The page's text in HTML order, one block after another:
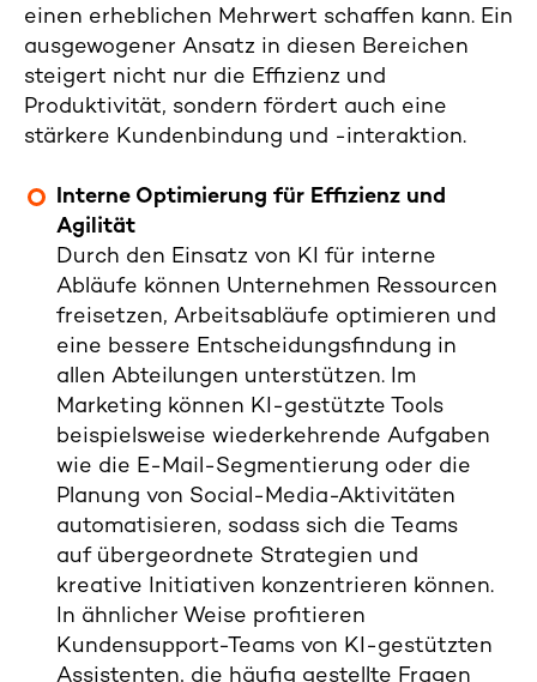
einen erheblichen Mehrwert schaffen kann. Ein
ausgewogener Ansatz in diesen Bereichen
steigert nicht nur die Effizienz und
Produktivität, sondern fördert auch eine
stärkere Kundenbindung und -interaktion.
Interne Optimierung für Effizienz und
Agilität
Durch den Einsatz von KI für interne
Abläufe können Unternehmen Ressourcen
freisetzen, Arbeitsabläufe optimieren und
eine bessere Entscheidungsfindung in
allen Abteilungen unterstützen. Im
Marketing können KI-gestützte Tools
beispielsweise wiederkehrende Aufgaben
wie die E-Mail-Segmentierung oder die
Planung von Social-Media-Aktivitäten
automatisieren, sodass sich die Teams
auf übergeordnete Strategien und
kreative Initiativen konzentrieren können.
In ähnlicher Weise profitieren
Kundensupport-Teams von KI-gestützten
Assistenten, die häufig gestellte Fragen